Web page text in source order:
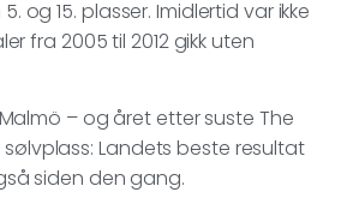
og 15. plasser. Imidlertid var ikke
fra 2005 til 2012 gikk uten
– og året etter suste The
Landets beste resultat
siden den gang.